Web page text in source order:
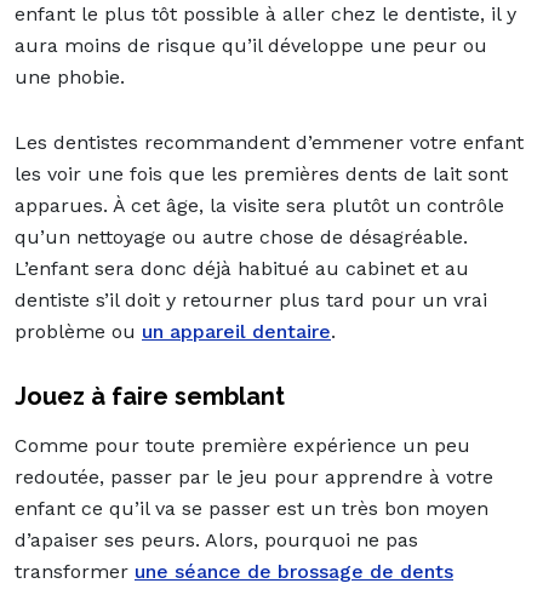
enfant le plus tôt possible à aller chez le dentiste, il y
aura moins de risque qu’il développe une peur ou
une phobie.
Les dentistes recommandent d’emmener votre enfant
les voir une fois que les premières dents de lait sont
apparues. À cet âge, la visite sera plutôt un contrôle
qu’un nettoyage ou autre chose de désagréable.
L’enfant sera donc déjà habitué au cabinet et au
dentiste s’il doit y retourner plus tard pour un vrai
problème ou un appareil dentaire.
Jouez à faire semblant
Comme pour toute première expérience un peu
redoutée, passer par le jeu pour apprendre à votre
enfant ce qu’il va se passer est un très bon moyen
d’apaiser ses peurs. Alors, pourquoi ne pas
transformer une séance de brossage de dents